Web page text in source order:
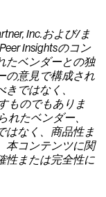
Inc.および/ま
Insightsのコン
たベンダーとの独
の意見で構成され
ではなく、
ものでもありま
れたベンダー、
はなく、商品性ま
本コンテンツに関
性または完全性に